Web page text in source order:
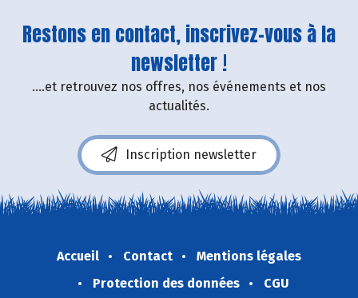
Restons en contact, inscrivez-vous à la
newsletter !
....et retrouvez nos offres, nos événements et nos
actualités.
Inscription newsletter
Accueil Contact
Mentions légales
Protection des données
CGU